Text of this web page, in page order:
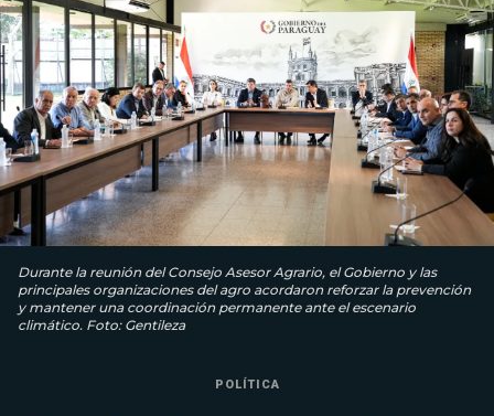
Durante la reunión del Consejo Asesor Agrario, el Gobierno y las
principales organizaciones del agro acordaron reforzar la prevención
y mantener una coordinación permanente ante el escenario
climático. Foto: Gentileza
POLÍTICA